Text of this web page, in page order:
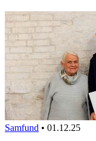
Samfund • 01.12.25